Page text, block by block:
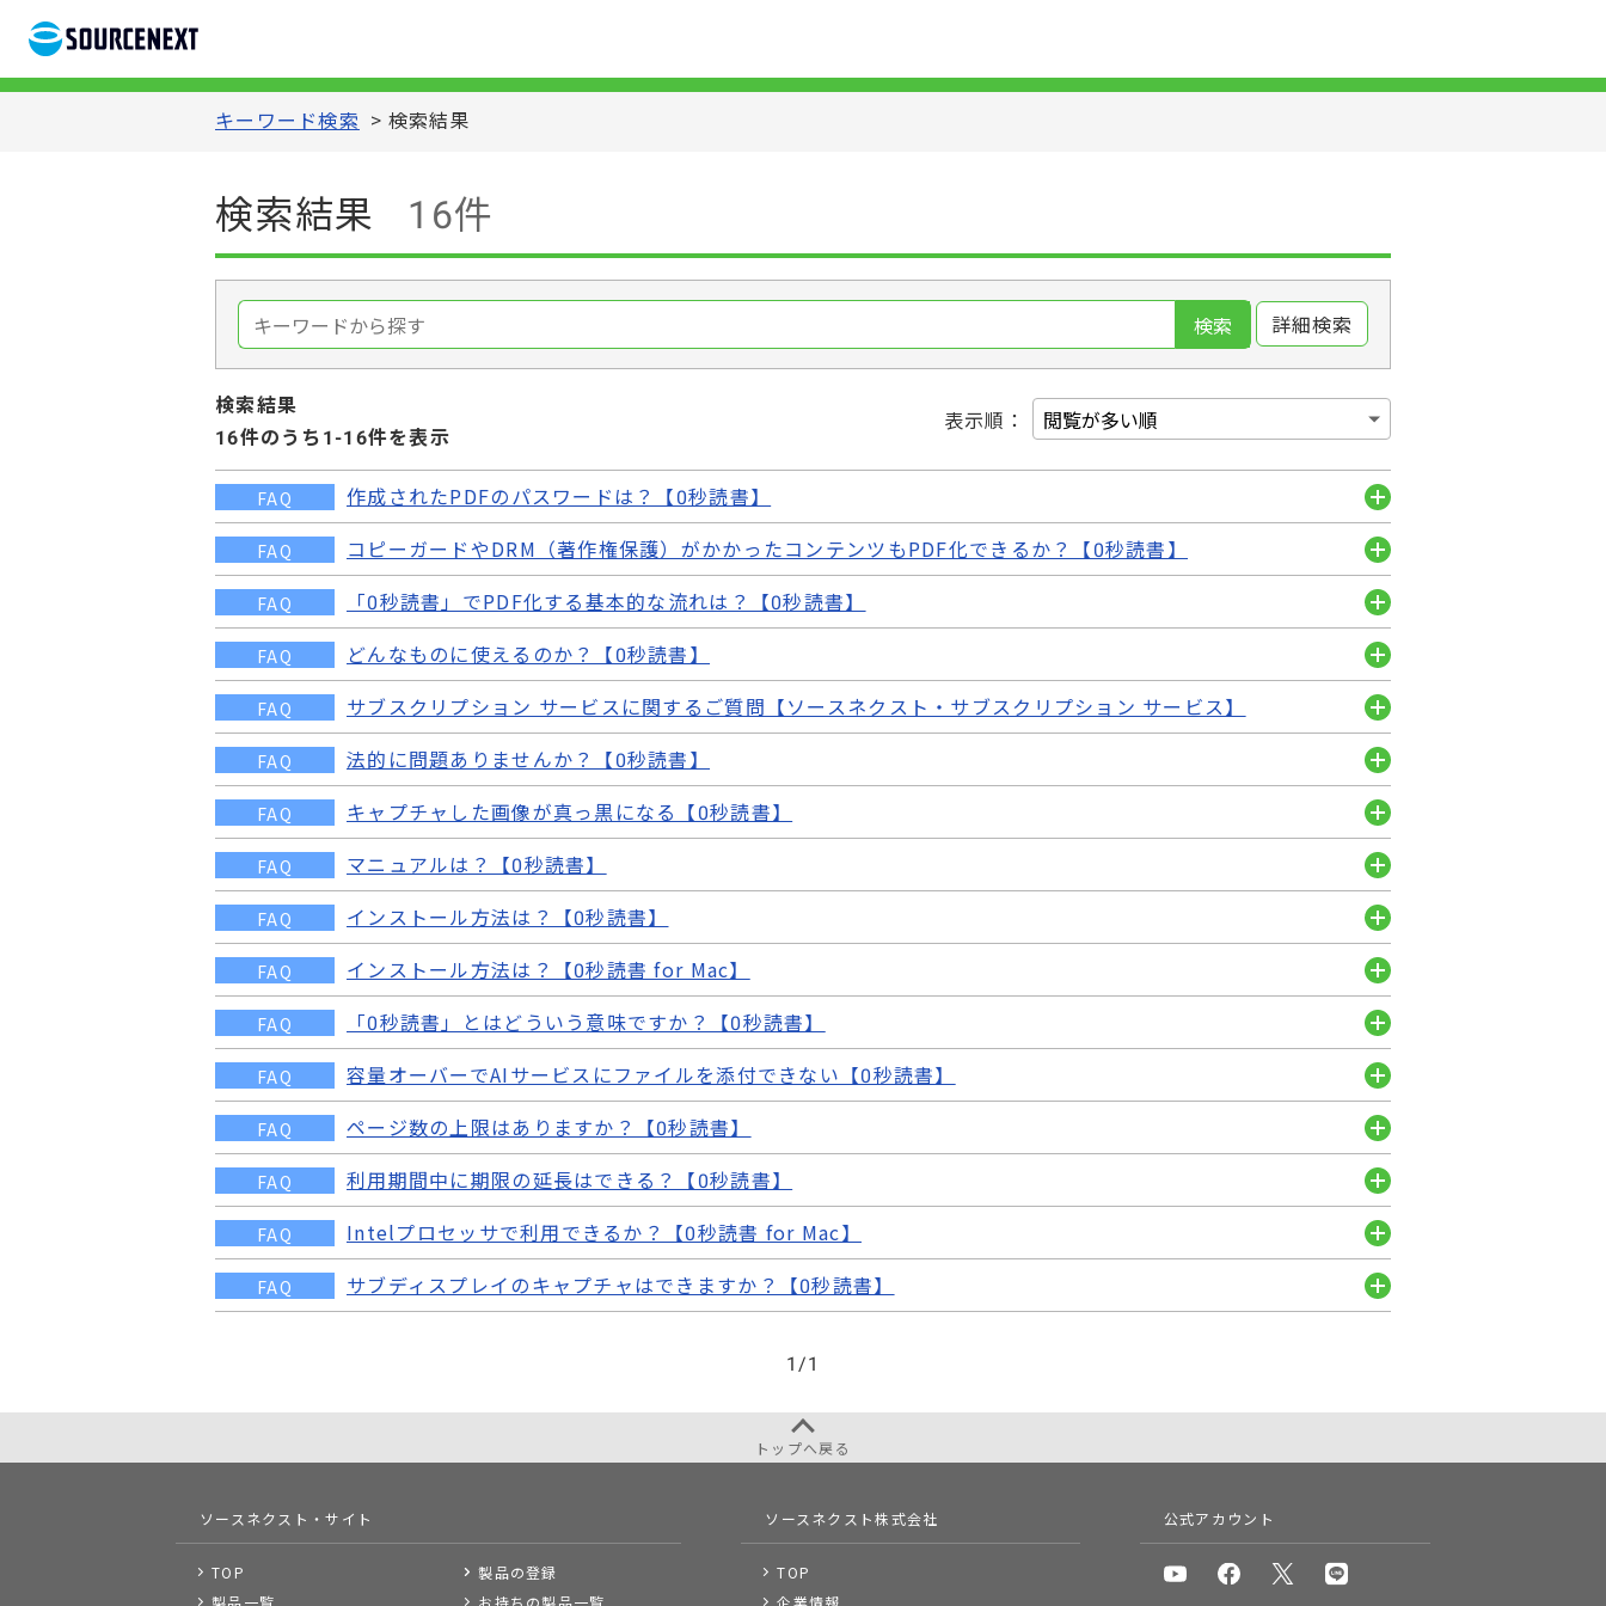
キーワード検索 > 検索結果
検索結果 16件
検索 詳細検索
検索結果
16件のうち1-16件を表示
表示順 ：
FAQ
作成されたPDFのパスワードは？【0秒読書】
開
く
FAQ
コピーガードやDRM（著作権保護）がかかったコンテンツもPDF化できるか？【0秒読書】
開
く
FAQ
「0秒読書」でPDF化する基本的な流れは？【0秒読書】
開
く
FAQ
どんなものに使えるのか？【0秒読書】
開
く
FAQ
サブスクリプション サービスに関するご質問【ソースネクスト・サブスクリプション サービス】
開
く
FAQ
法的に問題ありませんか？【0秒読書】
開
く
FAQ
キャプチャした画像が真っ黒になる【0秒読書】
開
く
FAQ
マニュアルは？【0秒読書】
開
く
FAQ
インストール方法は？【0秒読書】
開
く
FAQ
インストール方法は？【0秒読書 for Mac】
開
く
FAQ
「0秒読書」とはどういう意味ですか？【0秒読書】
開
く
FAQ
容量オーバーでAIサービスにファイルを添付できない【0秒読書】
開
く
FAQ
ページ数の上限はありますか？【0秒読書】
開
く
FAQ
利用期間中に期限の延長はできる？【0秒読書】
開
く
FAQ
Intelプロセッサで利用できるか？【0秒読書 for Mac】
開
く
FAQ
サブディスプレイのキャプチャはできますか？【0秒読書】
開
1/1
トップへ戻る
ソースネクスト・サイト
TOP
製品一覧
製品の登録
お持ちの製品一覧
ソースネクスト株式会社
TOP
企業情報
公式アカウント